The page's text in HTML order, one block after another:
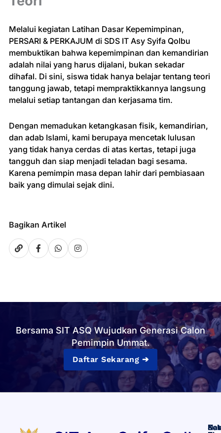
Melalui kegiatan Latihan Dasar Kepemimpinan,
PERSARI & PERKAJUM di SDS IT Asy Syifa Qolbu
membuktikan bahwa kepemimpinan dan kemandirian
adalah nilai yang harus dijalani, bukan sekadar
dihafal. Di sini, siswa tidak hanya belajar tentang teori
tanggung jawab, tetapi mempraktikkannya langsung
melalui setiap tantangan dan kerjasama tim.
Dengan memadukan ketangkasan fisik, kemandirian,
dan adab Islami, kami berupaya mencetak lulusan
yang tidak hanya cerdas di atas kertas, tetapi juga
tangguh dan siap menjadi teladan bagi sesama.
Karena pemimpin masa depan lahir dari pembiasaan
baik yang dimulai sejak dini.
Bagikan Artikel
Bersama SIT ASQ Wujudkan Generasi Calon
Pemimpin Ummat.
Daftar Sekarang ➔